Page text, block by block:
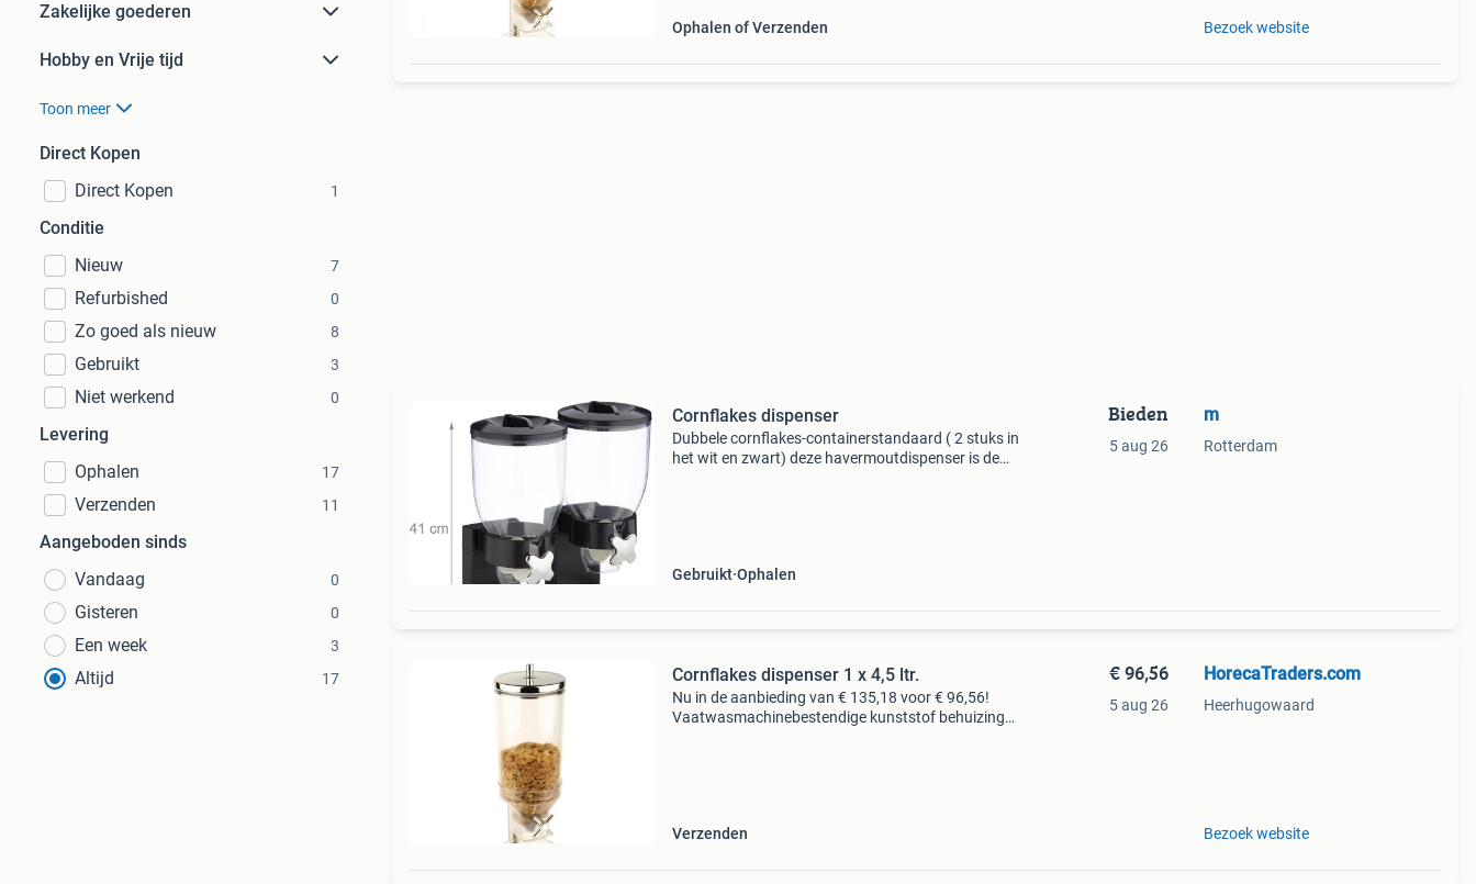
Zakelijke goederen
Hobby en Vrije tijd
Toon meer
Direct Kopen
Direct Kopen
1
Conditie
Nieuw
7
Refurbished 0
Zo goed als nieuw 8
Gebruikt 3
Niet werkend 0
Levering
Ophalen
17
Verzenden 11
Aangeboden sinds
Vandaag
0
Gisteren 0
Een week 3
Altijd 17
Ophalen of Verzenden Bezoek website
Cornflakes dispenser
Dubbele cornflakes-containerstandaard ( 2 stuks in
het wit en zwart) deze havermoutdispenser is de
Gebruikt Ophalen
Bieden
5 aug 26
m
Rotterdam
Cornflakes dispenser 1 x 4,5 ltr.
Nu in de aanbieding van € 135,18 voor € 96,56!
Vaatwasmachinebestendige kunststof behuizing
Verzenden
€ 96,56
5 aug 26
HorecaTraders.com
Heerhugowaard
Bezoek website